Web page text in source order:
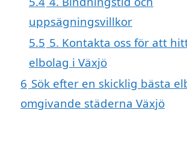
uppsägningsvillkor
5.5 5. Kontakta oss för att
elbolag i Växjö
6 Sök efter en skicklig bästa
omgivande städerna Växjö